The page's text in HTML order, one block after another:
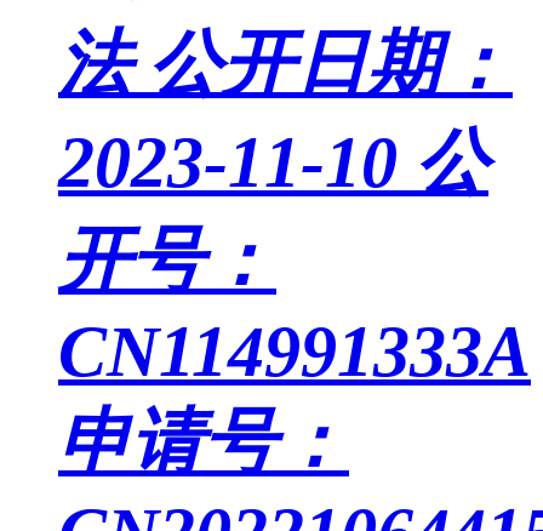
法 公开日期：
2023-11-10 公
开号：
CN114991333A
申请号：